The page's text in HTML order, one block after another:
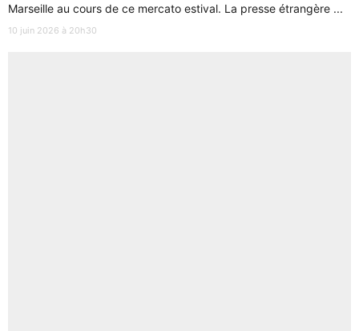
Marseille au cours de ce mercato estival. La presse étrangère ...
10 juin 2026 à 20h30